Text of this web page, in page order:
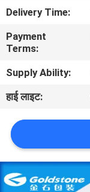
का
दौरा
गुणवत्ता
नियंत्रण
हमसे
संपर्क
करें
Delivery Time:
Payment
Terms:
Supply Ability:
हाई लाइट: